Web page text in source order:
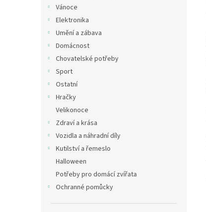
Vánoce
Elektronika
Umění a zábava
Domácnost
Chovatelské potřeby
Sport
Ostatní
Hračky
Velikonoce
Zdraví a krása
Vozidla a náhradní díly
Kutilství a řemeslo
Halloween
Potřeby pro domácí zvířata
Ochranné pomůcky